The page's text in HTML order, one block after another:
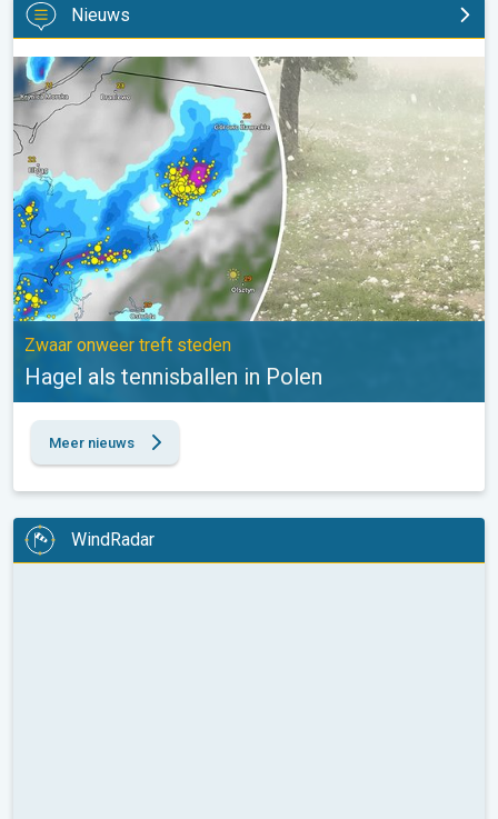
Nieuws
Hagel als tennisballen in Polen. Zwaar onweer treft steden. . .
Zwaar onweer treft steden
Hagel als tennisballen in Polen
Meer nieuws
WindRadar